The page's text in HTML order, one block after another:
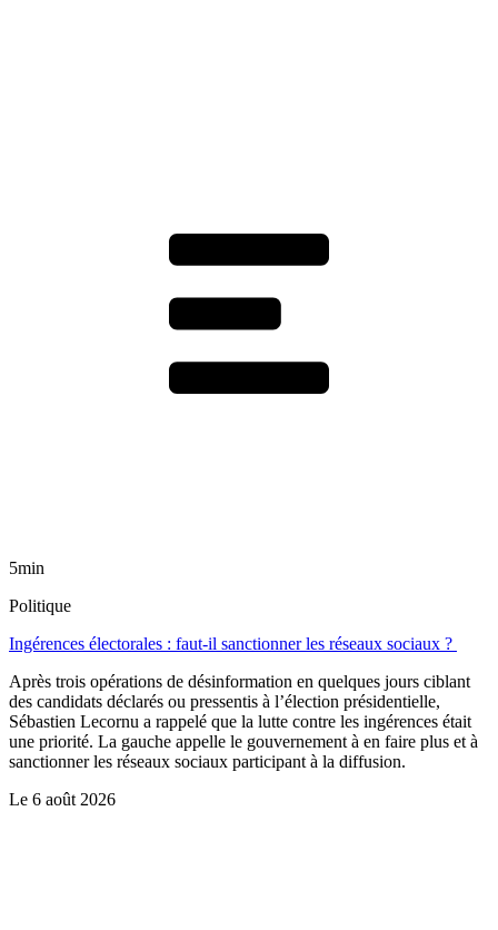
5min
Politique
Ingérences électorales : faut-il sanctionner les réseaux sociaux ?
Après trois opérations de désinformation en quelques jours ciblant
des candidats déclarés ou pressentis à l’élection présidentielle,
Sébastien Lecornu a rappelé que la lutte contre les ingérences était
une priorité. La gauche appelle le gouvernement à en faire plus et à
sanctionner les réseaux sociaux participant à la diffusion.
Le 6 août 2026